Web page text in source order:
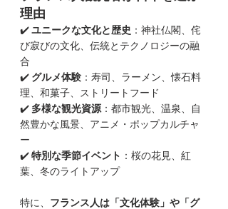
理由
✔️ ユニークな文化と歴史 ：神社仏閣、侘
び寂びの文化、伝統とテクノロジーの融
合
✔️ グルメ体験 ：寿司、ラーメン、懐石料
理、和菓子、ストリートフード
✔️ 多様な観光資源 ：都市観光、温泉、自
然豊かな風景、アニメ・ポップカルチャ
ー
✔️ 特別な季節イベント ：桜の花見、紅
葉、冬のライトアップ
特に、 フランス人は「文化体験」や「グ